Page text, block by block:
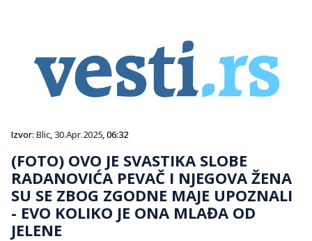
Izvor: Blic,30.Apr.2025, 06:32
(FOTO) OVO JE SVASTIKA SLOBE
RADANOVIĆA PEVAČ I NJEGOVA ŽENA
SU SE ZBOG ZGODNE MAJE UPOZNALI
- EVO KOLIKO JE ONA MLAĐA OD
JELENE